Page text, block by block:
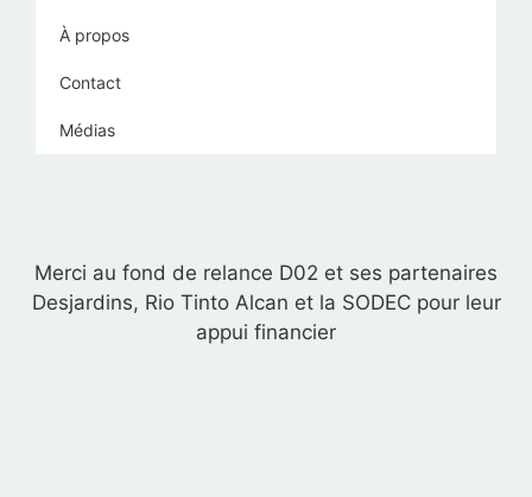
À propos
Contact
Médias
Merci au fond de relance D02 et ses partenaires
Desjardins, Rio Tinto Alcan et la SODEC pour leur
appui financier